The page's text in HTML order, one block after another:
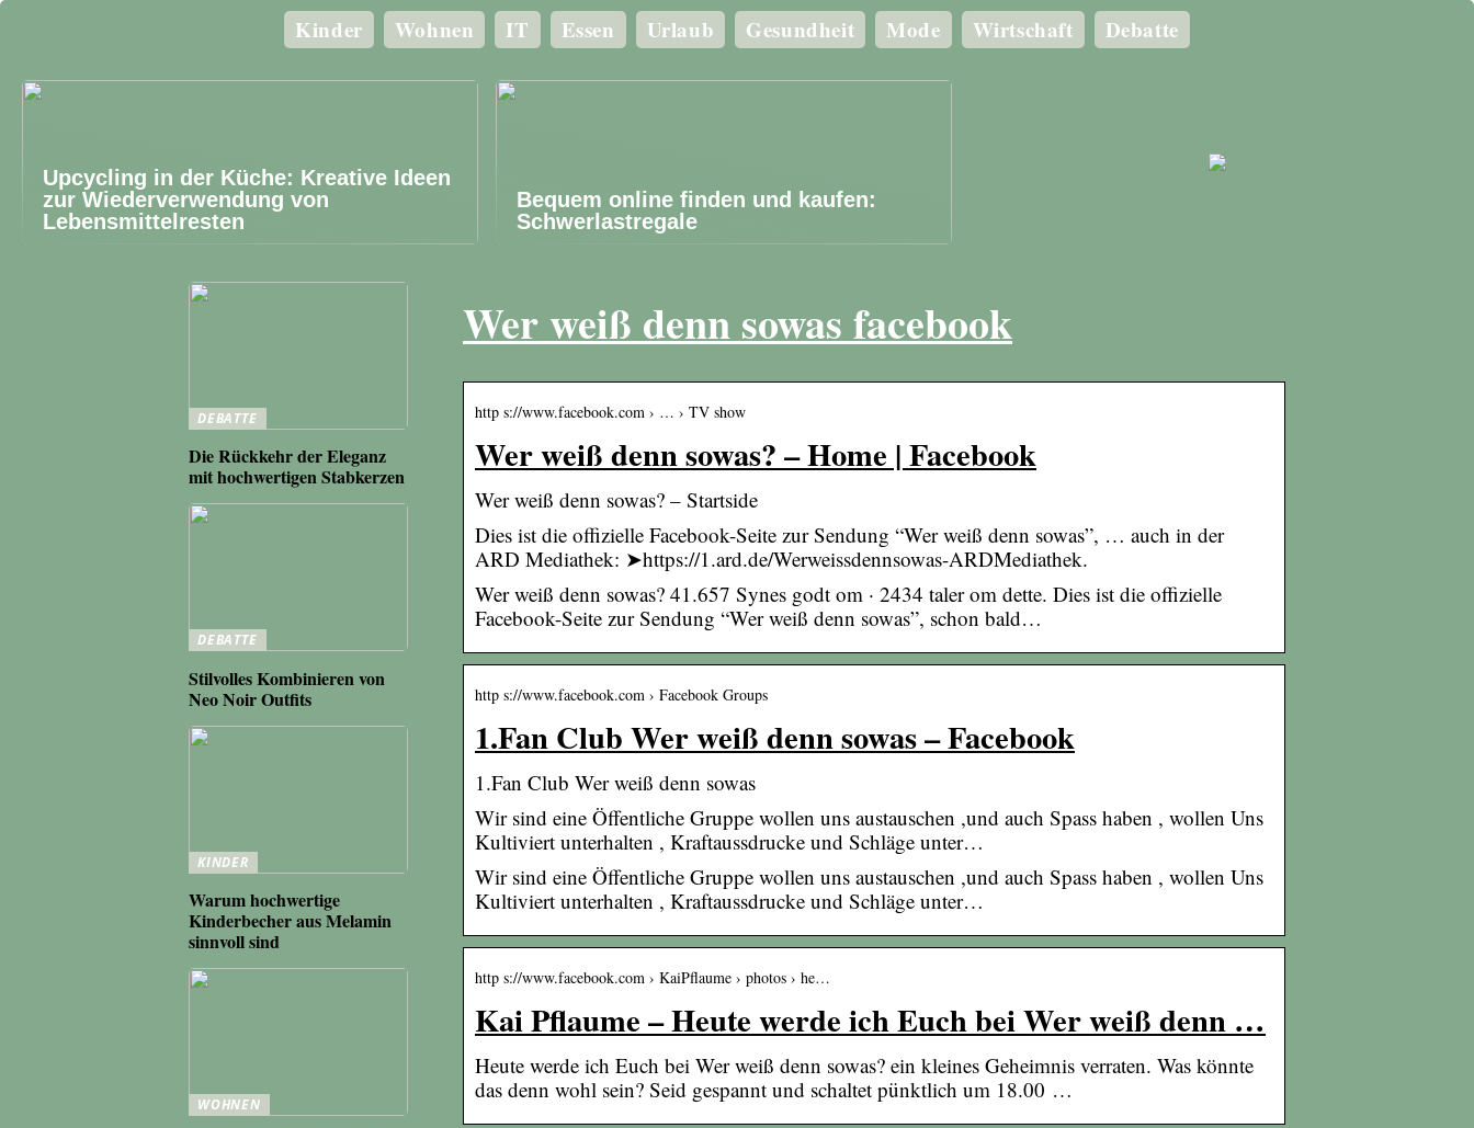
Kinder Wohnen IT Essen Urlaub Gesundheit Mode Wirtschaft Debatte
Upcycling in der Küche: Kreative Ideen
zur Wiederverwendung von
Lebensmittelresten
Bequem online finden und kaufen:
Schwerlastregale
Wer weiß denn sowas facebook
http s://www.facebook.com › … › TV show
Wer weiß denn sowas? – Home | Facebook
Wer weiß denn sowas? – Startside
Dies ist die offizielle Facebook-Seite zur Sendung “Wer weiß denn sowas”, … auch in der
ARD Mediathek: ➤https://1.ard.de/Werweissdennsowas-ARDMediathek.
Wer weiß denn sowas? 41.657 Synes godt om · 2434 taler om dette. Dies ist die offizielle
Facebook-Seite zur Sendung “Wer weiß denn sowas”, schon bald…
http s://www.facebook.com › Facebook Groups
1.Fan Club Wer weiß denn sowas – Facebook
1.Fan Club Wer weiß denn sowas
Wir sind eine Öffentliche Gruppe wollen uns austauschen ,und auch Spass haben , wollen Uns
Kultiviert unterhalten , Kraftaussdrucke und Schläge unter…
Wir sind eine Öffentliche Gruppe wollen uns austauschen ,und auch Spass haben , wollen Uns
Kultiviert unterhalten , Kraftaussdrucke und Schläge unter…
http s://www.facebook.com › KaiPflaume › photos › he…
Kai Pflaume – Heute werde ich Euch bei Wer weiß denn …
Heute werde ich Euch bei Wer weiß denn sowas? ein kleines Geheimnis verraten. Was könnte
das denn wohl sein? Seid gespannt und schaltet pünktlich um 18.00 …
DEBATTE
Die Rückkehr der Eleganz
mit hochwertigen Stabkerzen
DEBATTE
Stilvolles Kombinieren von
Neo Noir Outfits
KINDER
Warum hochwertige
Kinderbecher aus Melamin
sinnvoll sind
WOHNEN